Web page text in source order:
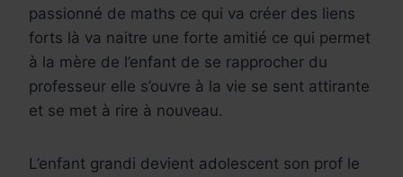
passionné de maths ce qui va créer des liens
forts là va naitre une forte amitié ce qui permet
à la mère de l’enfant de se rapprocher du
professeur elle s’ouvre à la vie se sent attirante
et se met à rire à nouveau.
L’enfant grandi devient adolescent son prof le